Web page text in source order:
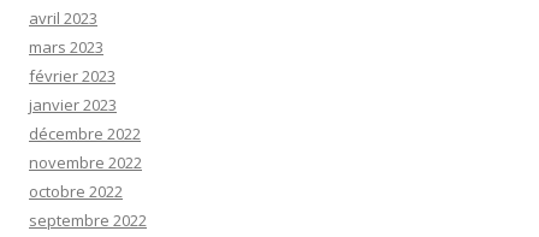
avril 2023
mars 2023
février 2023
janvier 2023
décembre 2022
novembre 2022
octobre 2022
septembre 2022